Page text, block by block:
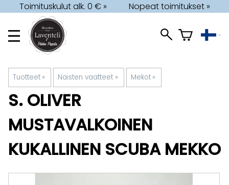
Toimituskulut alk. 0 € » Nopeat toimitukset »
Tuotteet ‪» Naisten vaatteet ‪» Mekot ‪»
S. OLIVER
MUSTAVALKOINEN
KUKALLINEN SCUBA MEKKO